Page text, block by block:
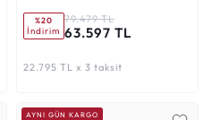
%20
İndirim
79.479 TL
63.597 TL
22.795 TL x 3 taksit
AYNI GÜN KARGO